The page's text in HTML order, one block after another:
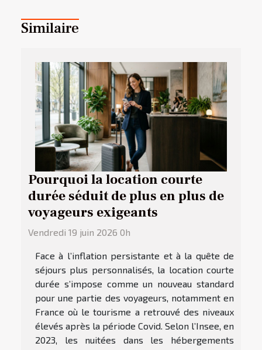
Similaire
Pourquoi la location courte
durée séduit de plus en plus de
voyageurs exigeants
Vendredi 19 juin 2026 0h
Face à l’inflation persistante et à la quête de
séjours plus personnalisés, la location courte
durée s’impose comme un nouveau standard
pour une partie des voyageurs, notamment en
France où le tourisme a retrouvé des niveaux
élevés après la période Covid. Selon l’Insee, en
2023, les nuitées dans les hébergements